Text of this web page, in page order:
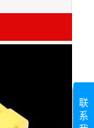
联
系